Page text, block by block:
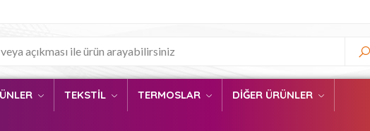
TEKSTİL TERMOSLAR DİĞER ÜRÜNLER